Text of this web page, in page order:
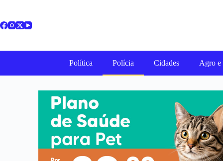
Política Polícia Cidades Agro e